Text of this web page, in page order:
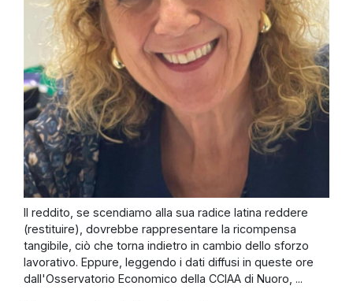
Il reddito, se scendiamo alla sua radice latina reddere
(restituire), dovrebbe rappresentare la ricompensa
tangibile, ciò che torna indietro in cambio dello sforzo
lavorativo. Eppure, leggendo i dati diffusi in queste ore
dall'Osservatorio Economico della CCIAA di Nuoro, ...